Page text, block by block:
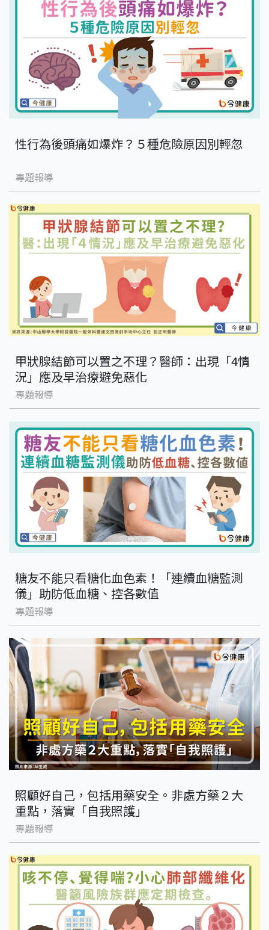
性行為後頭痛如爆炸？５種危險原因別輕忽
專題報導
甲狀腺結節可以置之不理？醫師：出現「4情
況」應及早治療避免惡化
專題報導
糖友不能只看糖化血色素！「連續血糖監測
儀」助防低血糖、控各數值
專題報導
照顧好自己，包括用藥安全。非處方藥２大
重點，落實「自我照護」
專題報導